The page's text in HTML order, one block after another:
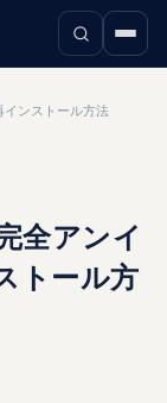
ンストール方法
全アンイ
トール方